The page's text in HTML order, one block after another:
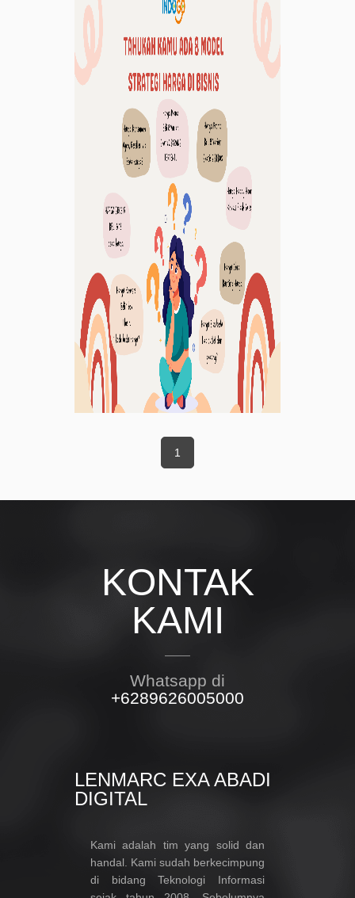
1
KONTAK
KAMI
Whatsapp di
+6289626005000
LENMARC EXA ABADI
DIGITAL
Kami adalah tim yang solid dan
handal. Kami sudah berkecimpung
di bidang Teknologi Informasi